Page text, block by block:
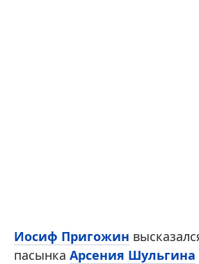
Иосиф Пригожин
пасынка Арсения Шульгина